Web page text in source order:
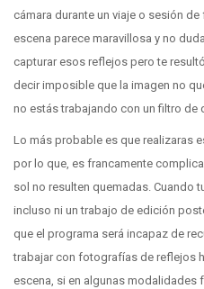
cámara durante un viaje o sesión
escena parece maravillosa y no
capturar esos reflejos pero te
decir imposible que la imagen no
no estás trabajando con un filtro de
Lo más probable es que realizaras
por lo que, es francamente
sol no resulten quemadas. Cuando
incluso ni un trabajo de edición
que el programa será incapaz de
trabajar con fotografías de reflejos
escena, si en algunas modalidades